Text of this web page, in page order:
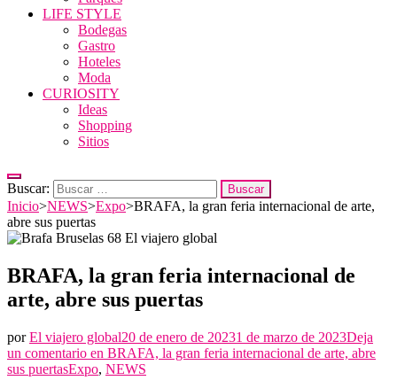
LIFE STYLE
Bodegas
Gastro
Hoteles
Moda
CURIOSITY
Ideas
Shopping
Sitios
Buscar:
Inicio>NEWS>Expo>BRAFA, la gran feria internacional de arte,
abre sus puertas
BRAFA, la gran feria internacional de
arte, abre sus puertas
porEl viajero global20 de enero de 20231 de marzo de 2023Deja
un comentario en BRAFA, la gran feria internacional de arte, abre
sus puertasExpo, NEWS